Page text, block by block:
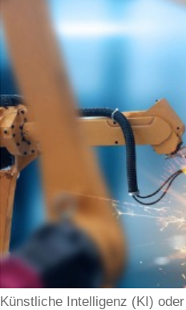
Künstliche Intelligenz (KI)